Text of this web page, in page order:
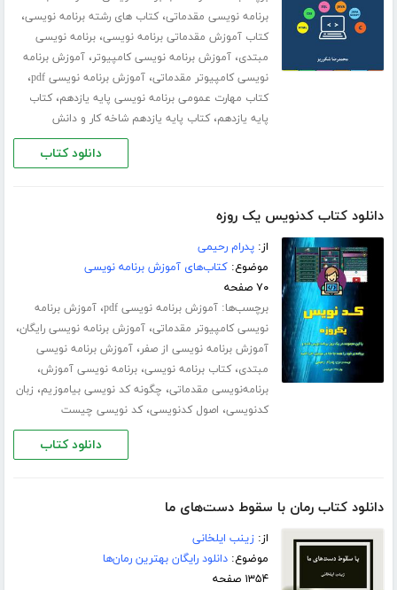
برنامه نویسی مقدماتی،کتاب های رشته برنامه نویسی،
کتاب آموزش مقدماتی برنامه نویسی،برنامه نویسی
مبتدی،آموزش برنامه نویسی کامپیوتر،آموزش برنامه
نویسی کامپیوتر مقدماتی،آموزش برنامه نویسی pdf ،
کتاب مهارت عمومی برنامه نویسی پایه یازدهم،کتاب
پایه یازدهم،کتاب پایه یازدهم شاخه کار و دانش
دانلود کتاب
دانلود کتاب کدنویس یک روزه
از:پدرام رحیمی
موضوع:کتاب‌های آموزش برنامه نویسی
۷۰ صفحه
برچسب‌ها:آموزش برنامه نویسی pdf ،آموزش برنامه
نویسی کامپیوتر مقدماتی،آموزش برنامه نویسی رایگان،
آموزش برنامه نویسی از صفر،آموزش برنامه نویسی
مبتدی،کتاب برنامه نویسی،برنامه نویسی آموزش،
برنامه‌نویسی مقدماتی، چگونه کد نویسی بیاموزیم، زبان
کدنویسی، اصول کدنویسی،کد نویسی چیست
دانلود کتاب
دانلود کتاب رمان با سقوط دست‌های ما
از:زینب ایلخانی
موضوع:دانلود رایگان بهترین رمان‌ها
۱۳۵۴ صفحه